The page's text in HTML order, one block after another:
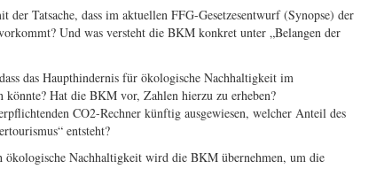
Tatsache, dass im aktuellen FFG-Gesetzesentwurf (Synopse) der
Und was versteht die BKM konkret unter „Belangen der
das Haupthindernis für ökologische Nachhaltigkeit im
könnte? Hat die BKM vor, Zahlen hierzu zu erheben?
CO2-Rechner künftig ausgewiesen, welcher Anteil des
entsteht?
ökologische Nachhaltigkeit wird die BKM übernehmen, um die